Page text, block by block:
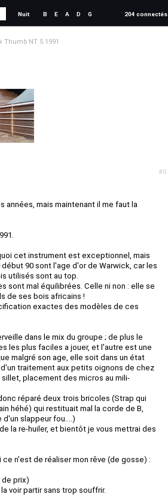
Nuit B E A D G 204 connectés
Thumb NT 5 1991
#0
années, mais maintenant il me faut la
cet instrument est exceptionnel, mais
90 sont l'age d'or de Warwick, car les
utilisés sont au top.
sont mal équilibrées. Celle ni non : elle se
de ses bois africains !
exactes des modèles de ces
dans le mix du groupe ; de plus le
les plus faciles a jouer, et l'autre est une
malgré son age, elle soit dans un état
traitement aux petits oignons de chez
placement des micros au mili-
réparé deux trois bricoles (Strap qui
héhé) qui restituait mal la corde de B,
slappeur fou....)
la re-huiler, et bientôt je vous mettrai des
n'est de réaliser mon rêve (de gosse) :
de prix)
voir partir sans trop souffrir.